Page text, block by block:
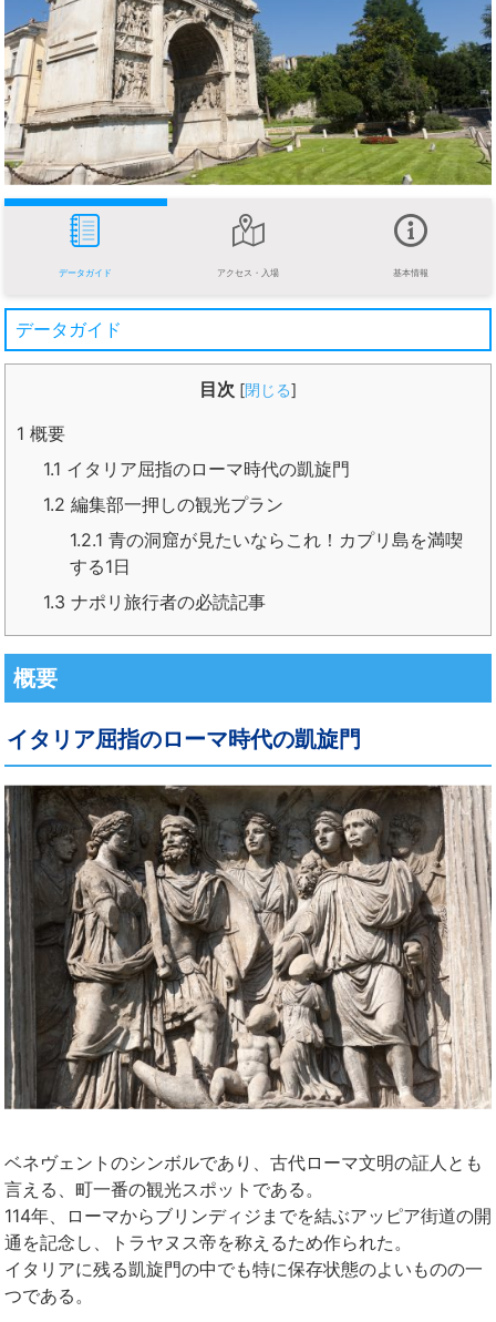
データガイド アクセス・入場 基本情報
データガイド
目次 [閉じる]
1 概要
1.1 イタリア屈指のローマ時代の凱旋門
1.2 編集部一押しの観光プラン
1.2.1 青の洞窟が見たいならこれ！カプリ島を満喫
する1日
1.3 ナポリ旅行者の必読記事
概要
イタリア屈指のローマ時代の凱旋門
ベネヴェントのシンボルであり、古代ローマ文明の証人とも
言える、町一番の観光スポットである。
114年、ローマからブリンディジまでを結ぶアッピア街道の開
通を記念し、トラヤヌス帝を称えるため作られた。
イタリアに残る凱旋門の中でも特に保存状態のよいものの一
つである。